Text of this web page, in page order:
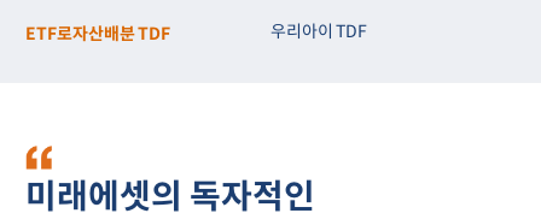
ETF로자산배분 TDF 우리아이 TDF
미래에셋의 독자적인